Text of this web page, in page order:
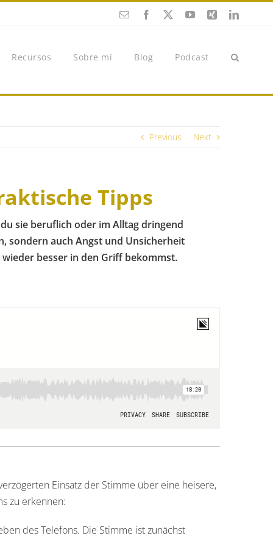
EsmalteFacebook
YouTube
Xing Twitter
Recursos Sobre mí Blog Podcast
Previous Next
Tipps
sie beruflich oder im Alltag dringend
sondern auch Angst und Unsicherheit
besser in den Griff bekommst.
Einsatz der Stimme über eine heisere,
zu erkennen:
des Telefons. Die Stimme ist zunächst